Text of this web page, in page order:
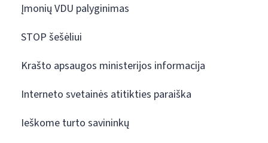
Įmonių VDU palyginimas
STOP šešėliui
Krašto apsaugos ministerijos informacija
Interneto svetainės atitikties paraiška
Ieškome turto savininkų